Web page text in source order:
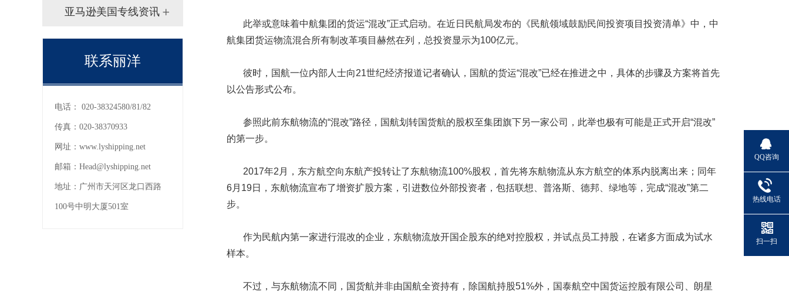
此举或意味着中航集团的货运“混改”正式启动。在近日民航局发布的《民航领域鼓励民间投资项目投资清单》中，中
航集团货运物流混合所有制改革项目赫然在列，总投资显示为100亿元。
彼时，国航一位内部人士向21世纪经济报道记者确认，国航的货运“混改”已经在推进之中，具体的步骤及方案将首先
以公告形式公布。
参照此前东航物流的“混改”路径，国航划转国货航的股权至集团旗下另一家公司，此举也极有可能是正式开启“混改”
的第一步。
2017年2月，东方航空向东航产投转让了东航物流100%股权，首先将东航物流从东方航空的体系内脱离出来；同年
6月19日，东航物流宣布了增资扩股方案，引进数位外部投资者，包括联想、普洛斯、德邦、绿地等，完成“混改”第二
步。
作为民航内第一家进行混改的企业，东航物流放开国企股东的绝对控股权，并试点员工持股，在诸多方面成为试水
样本。
不过，与东航物流不同，国货航并非由国航全资持有，除国航持股51%外，国泰航空中国货运控股有限公司、朗星
亚马逊美国专线资讯
联系丽洋
电话： 020-38324580/81/82
传真： 020-38370933
网址： www.lyshipping.net
邮箱： Head@lyshipping.net
地址： 广州市天河区龙口西路
100号中明大厦501室
QQ咨询
热线电话
扫一扫